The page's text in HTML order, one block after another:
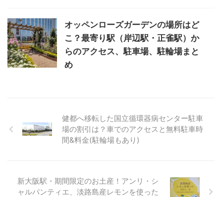
オッペンローズガーデンの場所はど
こ？最寄り駅（岸辺駅・正雀駅）か
らのアクセス、駐車場、駐輪場まと
め
健都へ移転した国立循環器病センター駐車
場の割引は？車でのアクセスと無料駐車時
間&料金(駐輪場もあり)
新大阪駅・期間限定のお土産！アンリ・シ
ャルパンティエ、淡路島産レモンを使った